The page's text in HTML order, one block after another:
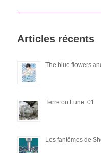
Articles récents
The blue flowers
Terre ou Lune. 01
Les fantômes de